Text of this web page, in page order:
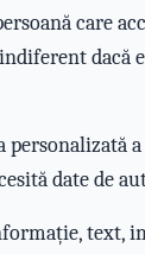
care
dacă
personalizată
date de
text,